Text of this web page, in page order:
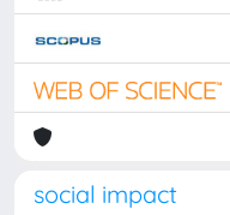
social impact